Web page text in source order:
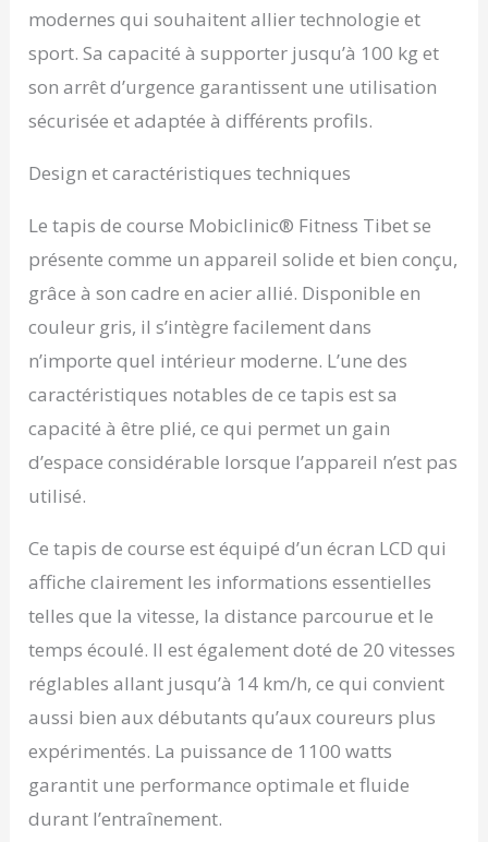
modernes qui souhaitent allier technologie et
sport. Sa capacité à supporter jusqu’à 100 kg et
son arrêt d’urgence garantissent une utilisation
sécurisée et adaptée à différents profils.
Design et caractéristiques techniques
Le tapis de course Mobiclinic® Fitness Tibet se
présente comme un appareil solide et bien conçu,
grâce à son cadre en acier allié. Disponible en
couleur gris, il s’intègre facilement dans
n’importe quel intérieur moderne. L’une des
caractéristiques notables de ce tapis est sa
capacité à être plié, ce qui permet un gain
d’espace considérable lorsque l’appareil n’est pas
utilisé.
Ce tapis de course est équipé d’un écran LCD qui
affiche clairement les informations essentielles
telles que la vitesse, la distance parcourue et le
temps écoulé. Il est également doté de 20 vitesses
réglables allant jusqu’à 14 km/h, ce qui convient
aussi bien aux débutants qu’aux coureurs plus
expérimentés. La puissance de 1100 watts
garantit une performance optimale et fluide
durant l’entraînement.